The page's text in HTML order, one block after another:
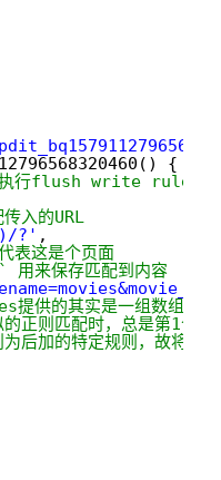
{
执行flush write rules，
入的URL
?' ,
这是个页面
来保存匹配到内容
的其实是一组数组用来
正则匹配时，总是第1个匹
后加的特定规则，故将此